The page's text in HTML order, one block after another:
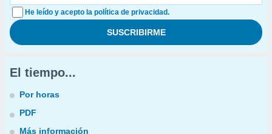
He leído y acepto la política de privacidad.
El tiempo...
Por horas
PDF
Más información